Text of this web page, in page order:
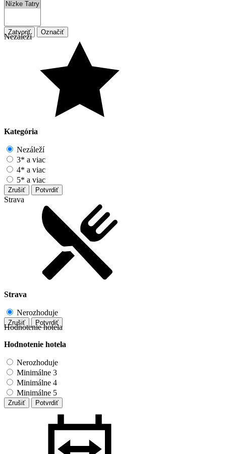
Zatvoriť Označiť
Nezáleží
Kategória
Nezáleží
3* a viac
4* a viac
5* a viac
Zrušiť Potvrdiť
Strava
Strava
Nerozhoduje
Zrušiť Potvrdiť
Hodnotenie hotela
Hodnotenie hotela
Nerozhoduje
Minimálne 3
Minimálne 4
Minimálne 5
Zrušiť Potvrdiť